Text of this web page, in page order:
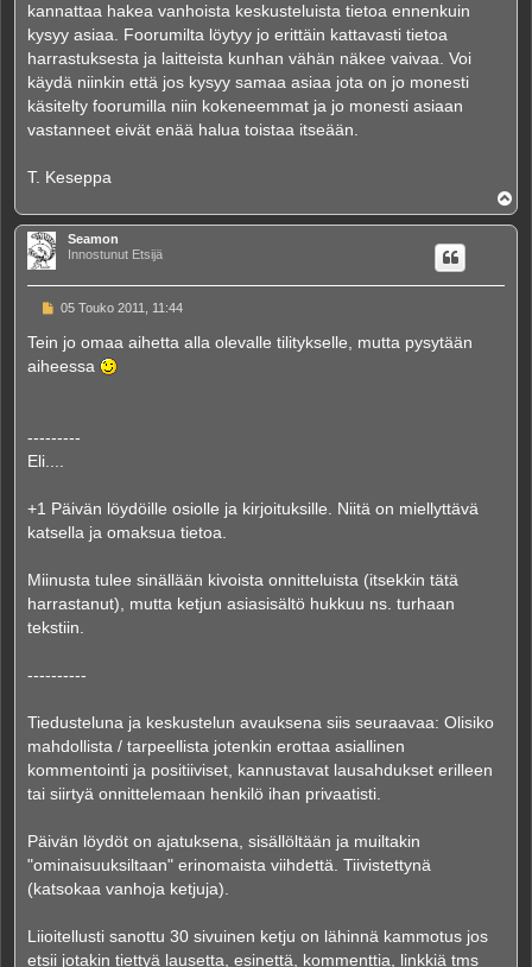
kannattaa hakea vanhoista keskusteluista tietoa ennenkuin
kysyy asiaa. Foorumilta löytyy jo erittäin kattavasti tietoa
harrastuksesta ja laitteista kunhan vähän näkee vaivaa. Voi
käydä niinkin että jos kysyy samaa asiaa jota on jo monesti
käsitelty foorumilla niin kokeneemmat ja jo monesti asiaan
vastanneet eivät enää halua toistaa itseään.
T. Keseppa
l
ö
Seamon
Innostunut Etsijä
V
e
s
t
05 Touko 2011, 11:44
Tein jo omaa aihetta alla olevalle tilitykselle, mutta pysytään
aiheessa
---------
Eli....
+1 Päivän löydöille osiolle ja kirjoituksille. Niitä on miellyttävä
katsella ja omaksua tietoa.
Miinusta tulee sinällään kivoista onnitteluista (itsekkin tätä
harrastanut), mutta ketjun asiasisältö hukkuu ns. turhaan
tekstiin.
----------
Tiedusteluna ja keskustelun avauksena siis seuraavaa: Olisiko
mahdollista / tarpeellista jotenkin erottaa asiallinen
kommentointi ja positiiviset, kannustavat lausahdukset erilleen
tai siirtyä onnittelemaan henkilö ihan privaatisti.
Päivän löydöt on ajatuksena, sisällöltään ja muiltakin
"ominaisuuksiltaan" erinomaista viihdettä. Tiivistettynä
(katsokaa vanhoja ketjuja).
Liioitellusti sanottu 30 sivuinen ketju on lähinnä kammotus jos
etsii jotakin tiettyä lausetta, esinettä, kommenttia, linkkiä tms